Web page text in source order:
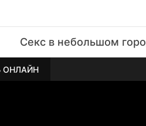
Секс в небольшом
ОНЛАЙН